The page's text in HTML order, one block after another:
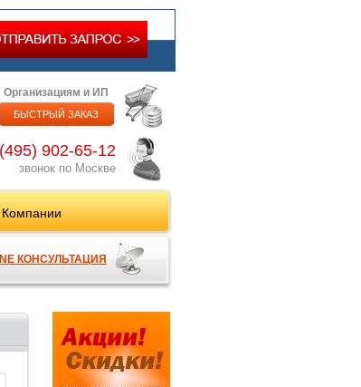
Организациям и ИП
БЫСТРЫЙ ЗАКАЗ
902-65-12
звонок по Москве
КОНСУЛЬТАЦИЯ